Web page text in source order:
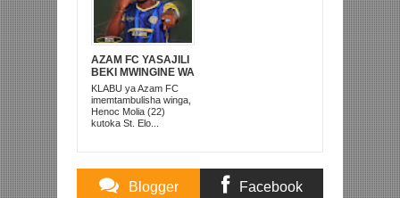
AZAM FC YASAJILI
BEKI MWINGINE WA
KATI MKONGO
KUTOKA LUPOPO
KLABU ya Azam FC
imemtambulisha winga,
Henoc Molia (22)
kutoka St. Elo...
Blogger Facebook